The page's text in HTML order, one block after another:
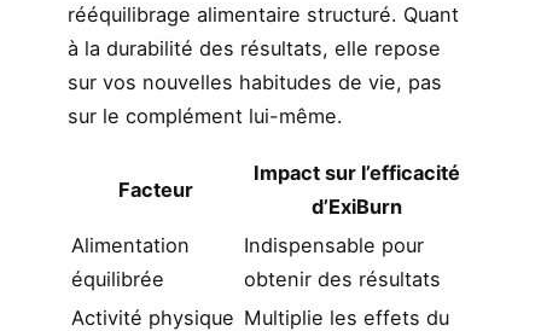
rééquilibrage alimentaire structuré. Quant
à la durabilité des résultats, elle repose
sur vos nouvelles habitudes de vie, pas
sur le complément lui-même.
Facteur
Impact sur l’efficacité
d’ExiBurn
Alimentation
équilibrée
Indispensable pour
obtenir des résultats
Activité physique Multiplie les effets du